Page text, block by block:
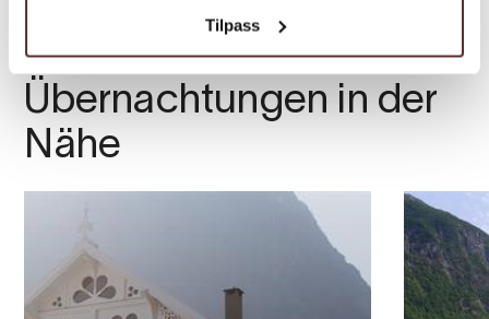
Tilpass
Übernachtungen in der
Nähe